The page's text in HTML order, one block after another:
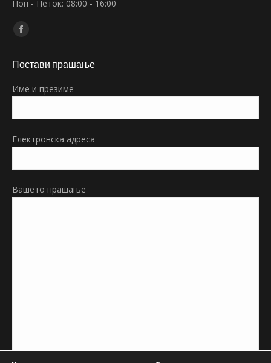
Пон - Петок: 08:00 - 16:00
Find us on:
Facebook
opens
new
Постави прашање
Име и презиме
Електронска адреса
Вашето прашање